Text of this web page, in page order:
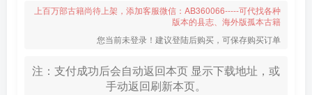
上百万部古籍尚待上架，添加客服微信：AB360066-----可代找各种
版本的县志、海外版孤本古籍
您当前未登录！建议登陆后购买，可保存购买订单
注：支付成功后会自动返回本页 显示下载地址，或
手动返回刷新本页。